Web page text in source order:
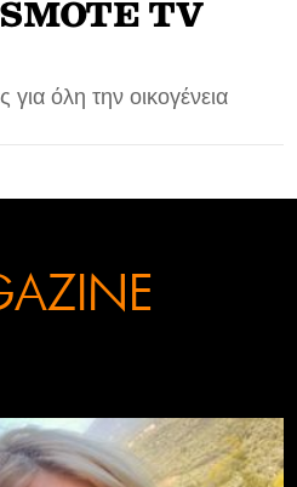
TV
όλη την οικογένεια